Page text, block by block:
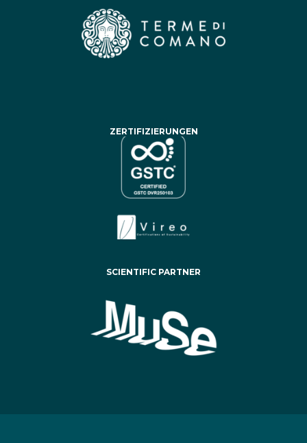
ZERTIFIZIERUNGEN
SCIENTIFIC PARTNER